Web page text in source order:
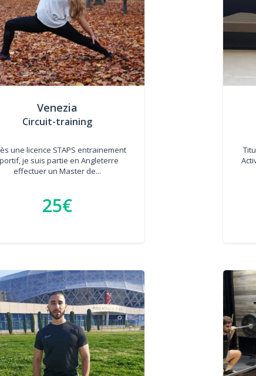
Venezia
Circuit-training
une licence STAPS entrainement
je suis partie en Angleterre
effectuer un Master de...
25€